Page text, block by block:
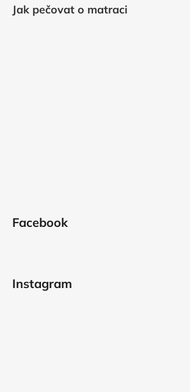
Jak pečovat o matraci
Facebook
Instagram